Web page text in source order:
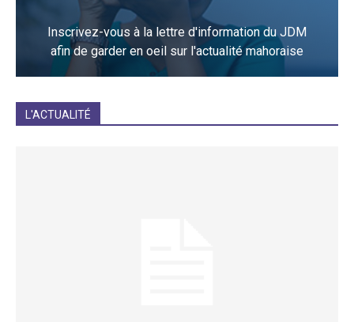
Inscrivez-vous à la lettre d'information du JDM
afin de garder en oeil sur l'actualité mahoraise
L'ACTUALITÉ